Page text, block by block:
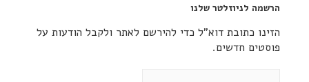
הרשמה לניוזלטר שלנו
הזינו כתובת דוא"ל כדי להירשם לאתר ולקבל הודעות על
פוסטים חדשים.